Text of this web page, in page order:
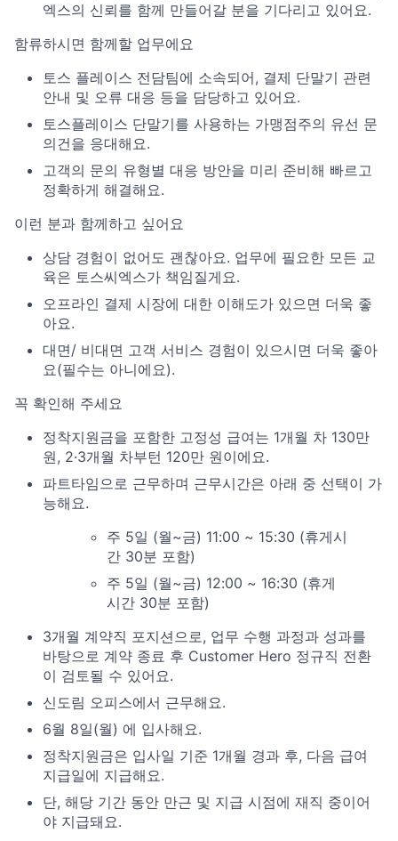
엑스의 신뢰를 함께 만들어갈 분을 기다리고 있어요.
함류하시면 함께할 업무에요
토스 플레이스 전담팀에 소속되어, 결제 단말기 관련
안내 및 오류 대응 등을 담당하고 있어요.
토스플레이스 단말기를 사용하는 가맹점주의 유선 문
의건을 응대해요.
고객의 문의 유형별 대응 방안을 미리 준비해 빠르고
정확하게 해결해요.
이런 분과 함께하고 싶어요
상담 경험이 없어도 괜찮아요. 업무에 필요한 모든 교
육은 토스씨엑스가 책임질게요.
오프라인 결제 시장에 대한 이해도가 있으면 더욱 좋
아요.
대면/ 비대면 고객 서비스 경험이 있으시면 더욱 좋아
요(필수는 아니에요).
꼭 확인해 주세요
정착지원금을 포함한 고정성 급여는 1개월 차 130만
원, 2·3개월 차부턴 120만 원이에요.
파트타임으로 근무하며 근무시간은 아래 중 선택이 가
능해요.
주 5일 (월~금) 11:00 ~ 15:30 (휴게시
간 30분 포함)
주 5일 (월~금) 12:00 ~ 16:30 (휴게
시간 30분 포함)
3개월 계약직 포지션으로, 업무 수행 과정과 성과를
바탕으로 계약 종료 후 Customer Hero 정규직 전환
이 검토될 수 있어요.
신도림 오피스에서 근무해요.
6월 8일(월) 에 입사해요.
정착지원금은 입사일 기준 1개월 경과 후, 다음 급여
지급일에 지급해요.
단, 해당 기간 동안 만근 및 지급 시점에 재직 중이어
야 지급돼요.